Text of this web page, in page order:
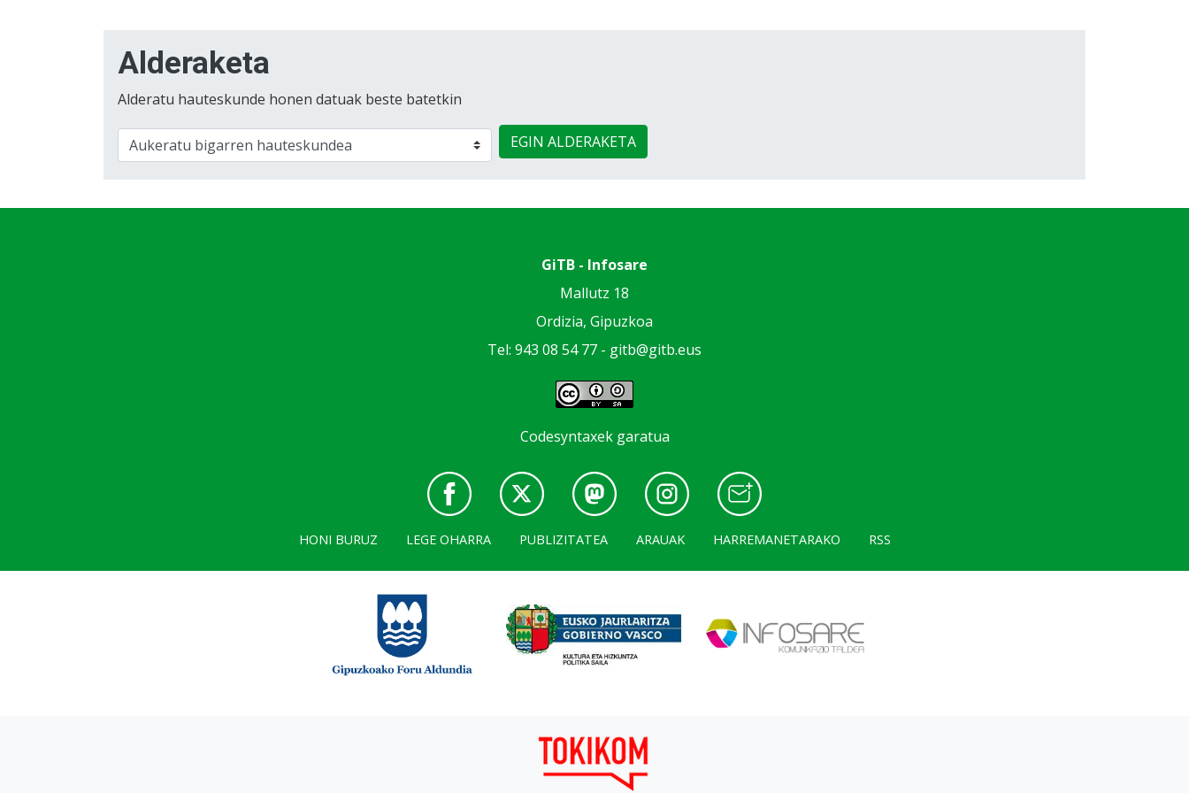
Alderaketa
Alderatu hauteskunde honen datuak beste batetkin
EGIN ALDERAKETA
GiTB - Infosare
Mallutz 18
Ordizia, Gipuzkoa
Tel: 943 08 54 77 - gitb@gitb.eus
Codesyntaxek garatua
HONI BURUZ LEGE OHARRA PUBLIZITATEA ARAUAK HARREMANETARAKO RSS